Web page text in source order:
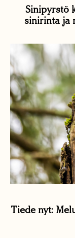
Sinipyrstö
sinirinta ja
Tiede nyt: